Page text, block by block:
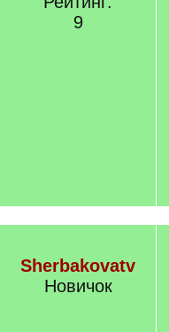
9
Sherbakovatv
Новичок